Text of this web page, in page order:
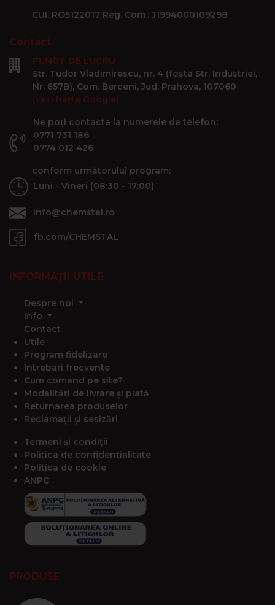
CUI: RO5122017 Reg. Com.: J1994000109298
Contact
PUNCT DE LUCRU
Str. Tudor Vladimirescu, nr. 4 (fosta Str. Industriei,
Nr. 657B), Com. Berceni, Jud. Prahova, 107060
(vezi harta Google)
Ne poți contacta la numerele de telefon:
0771 731 186
0774 012 426
conform următorului program:
Luni - Vineri (08:30 - 17:00)
info@chemstal.ro
fb.com/CHEMSTAL
INFORMAȚII UTILE
Despre noi
Info
Contact
Utile
Program fidelizare
Intrebari frecvente
Cum comand pe site?
Modalități de livrare și plată
Returnarea produselor
Reclamații și sesizări
Termeni și condiții
Politica de confidențialitate
Politica de cookie
ANPC
PRODUSE